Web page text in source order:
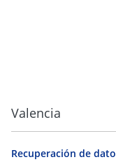
Valencia
Recuperación de